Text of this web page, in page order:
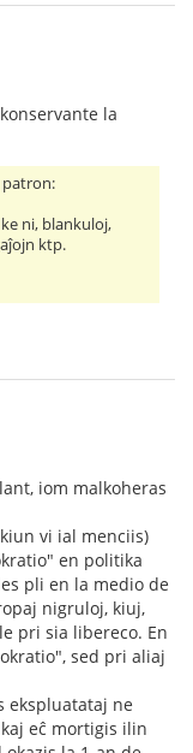
la
patron:
ni, blankuloj,
ktp.
iom malkoheras
vi ial menciis)
en politika
pli en la medio de
nigruloj, kiuj,
pri sia libereco. En
sed pri aliaj
ekspluatataj ne
eĉ mortigis ilin